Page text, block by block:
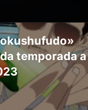
temporada a